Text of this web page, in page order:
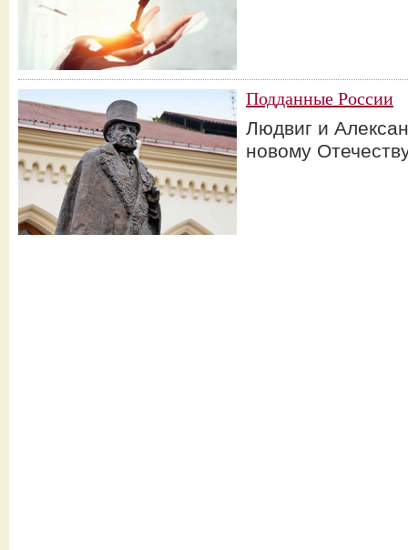
Подданные России
Людвиг и
новому